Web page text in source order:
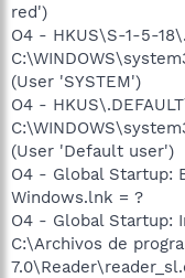
red')
O4 - HKUS\S-1-5-
(User 'SYSTEM')
O4 -
(User 'Default user')
O4 - Global Startup:
Windows.lnk = ?
O4 - Global Startup:
C:\Archivos de